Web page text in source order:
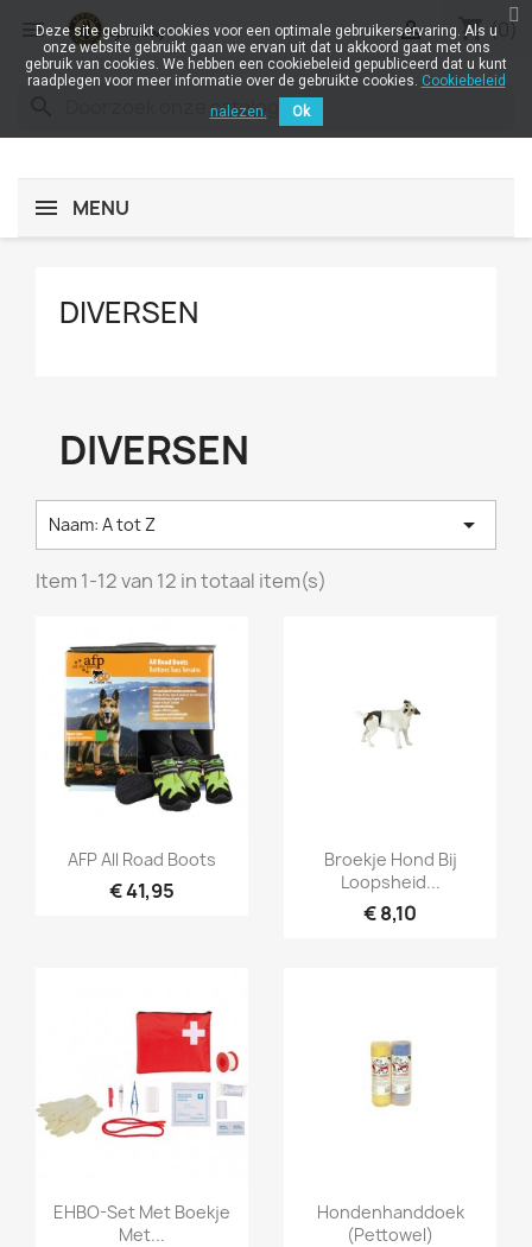
 shopping_cart (0)

MENU
DIVERSEN
DIVERSEN
Naam: A tot Z 
Item 1-12 van 12 in totaal item(s)
Snel bekijken
AFP All Road Boots
€ 41,95
Snel bekijken
Broekje Hond Bij
Loopsheid...
€ 8,10
Snel bekijken
EHBO-Set Met Boekje
Met...
Snel bekijken
Hondenhanddoek
(Pettowel)
Deze site gebruikt cookies voor een optimale gebruikerservaring. Als u
onze website gebruikt gaan we ervan uit dat u akkoord gaat met ons
gebruik van cookies. We hebben een cookiebeleid gepubliceerd dat u kunt
raadplegen voor meer informatie over de gebruikte cookies. Cookiebeleid
nalezen.
Ok